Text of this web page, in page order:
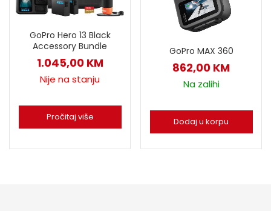
GoPro Hero 13 Black
Accessory Bundle
1.045,00 KM
Nije na stanju
Pročitaj više
GoPro MAX 360
862,00 KM
Na zalihi
Dodaj u korpu